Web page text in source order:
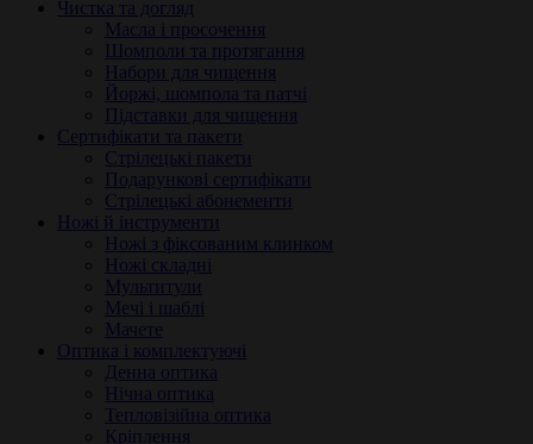
Чистка та догляд
Масла і просочення
Шомполи та протягання
Набори для чищення
Йоржі, шомпола та патчі
Підставки для чищення
Сертифікати та пакети
Стрілецькі пакети
Подарункові сертифікати
Стрілецькі абонементи
Ножі й інструменти
Ножі з фіксованим клинком
Ножі складні
Мультитули
Мечі і шаблі
Мачете
Оптика і комплектуючі
Денна оптика
Нічна оптика
Тепловізійна оптика
Кріплення